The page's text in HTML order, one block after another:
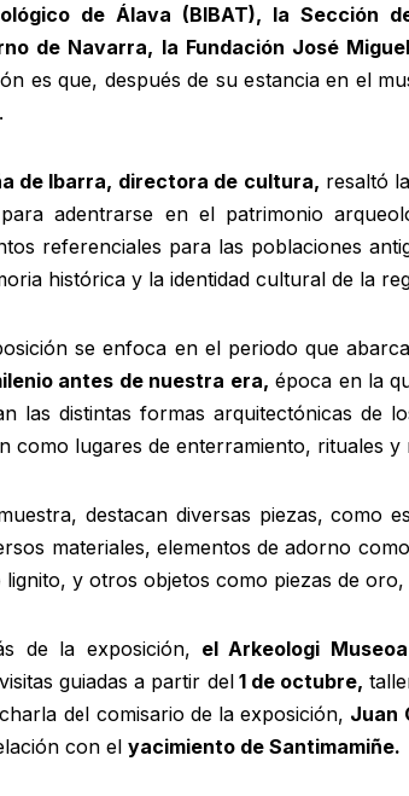
de Álava (BIBAT), la Sección
de Navarra, la Fundación José
es que, después de su estancia en el
de Ibarra, directora de cultura, resaltó
adentrarse en el patrimonio
referenciales para las poblaciones
histórica y la identidad cultural de la
se enfoca en el periodo que
antes de nuestra era, época en la
las distintas formas arquitectónicas de
como lugares de enterramiento, rituales
destacan diversas piezas, como
materiales, elementos de adorno
lignito, y otros objetos como piezas de
de la exposición, el Arkeologi Museoa
guiadas a partir del1 de octubre,
del comisario de la exposición, Juan
con el yacimiento de Santimamiñe.